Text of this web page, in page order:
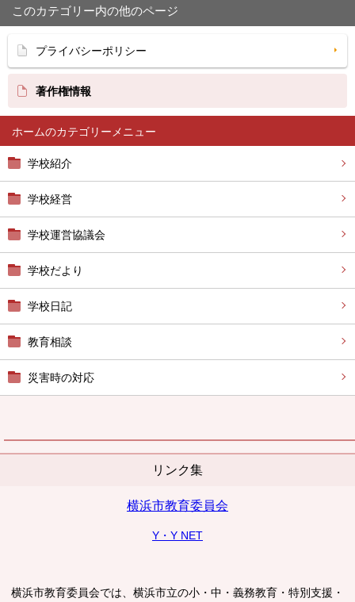
ホーム
学校紹介
学校経営
学校運営協議会
学校だより
学校日記
教育相談
災害時の対応
リンク集
横浜市教育委員会
Y・Y NET
横浜市教育委員会では、横浜市立の小・中・義務教育・特別支援・
このカテゴリー内の他のページ
プライバシーポリシー
著作権情報